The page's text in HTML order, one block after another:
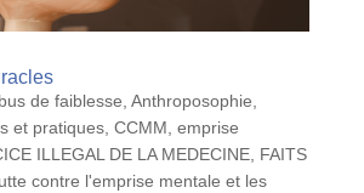
de faiblesse, Anthroposophie,
et pratiques, CCMM, emprise
ILLEGAL DE LA MEDECINE, FAITS
contre l'emprise mentale et les